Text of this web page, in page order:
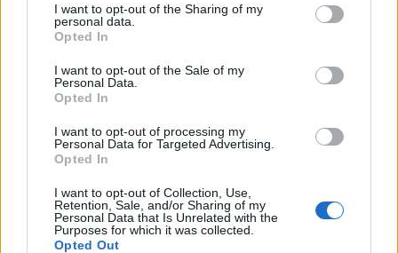
I want to opt-out of the Sharing of my
personal data.
Opted In
I want to opt-out of the Sale of my
Personal Data.
Opted In
I want to opt-out of processing my
Personal Data for Targeted Advertising.
Opted In
I want to opt-out of Collection, Use,
Retention, Sale, and/or Sharing of my
Personal Data that Is Unrelated with the
Purposes for which it was collected.
Opted Out